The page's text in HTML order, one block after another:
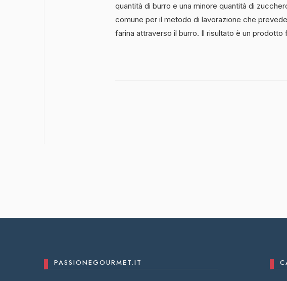
quantità di burro e una minore quantità di
comune per il metodo di lavorazione che
farina attraverso il burro. Il risultato è un prodotto
PASSIONEGOURMET.IT